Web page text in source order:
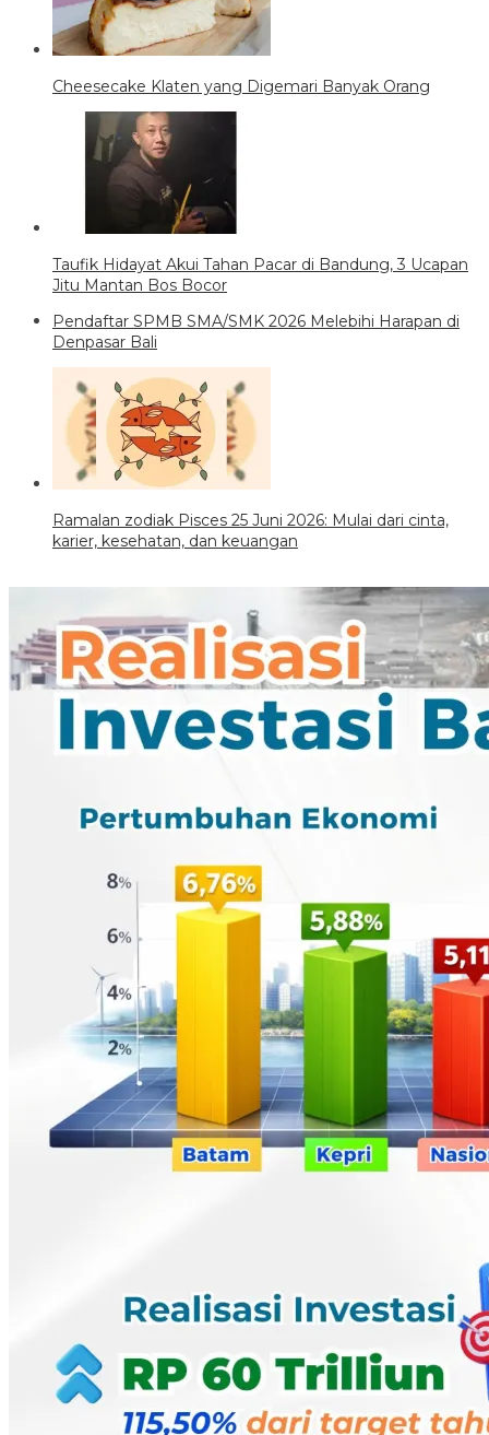
Cheesecake Klaten yang Digemari Banyak Orang
Taufik Hidayat Akui Tahan Pacar di Bandung, 3 Ucapan
Jitu Mantan Bos Bocor
Pendaftar SPMB SMA/SMK 2026 Melebihi Harapan di
Denpasar Bali
Ramalan zodiak Pisces 25 Juni 2026: Mulai dari cinta,
karier, kesehatan, dan keuangan